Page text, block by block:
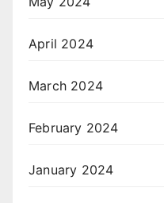
April 2024
March 2024
February 2024
January 2024